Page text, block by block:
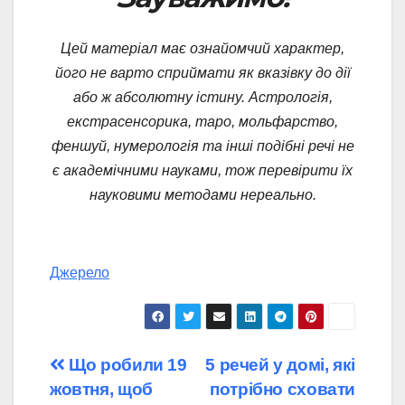
Цей матеріал має ознайомчий характер,
його не варто сприймати як вказівку до дії
або ж абсолютну істину. Астрологія,
екстрасенсорика, таро, мольфарство,
феншуй, нумерологія та інші подібні речі не
є академічними науками, тож перевірити їх
науковими методами нереально.
Джерело
Навігація
5 речей у домі, які
потрібно сховати
Що робили 19
жовтня, щоб